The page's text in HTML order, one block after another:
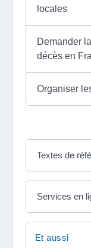
locales
Demander
décès en
Organiser
Textes de
Services en
Et aussi